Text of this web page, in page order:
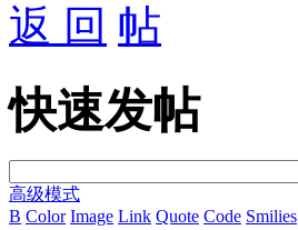
返 回
快速发帖
高级模式
B Color Image Link Quote Code Smilies